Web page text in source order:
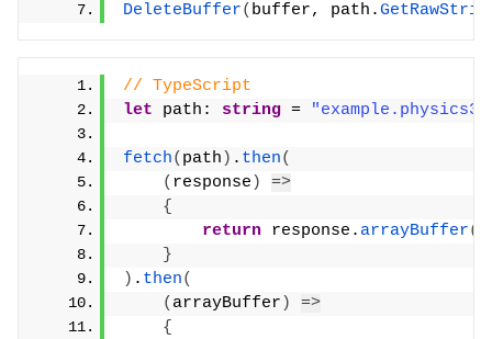
DeleteBuffer( buffer, path.
// TypeScript
let path: string =
fetch( path ) . then(
( response )
=>
{
return response. arrayBuffer(
}
) . then(
( arrayBuffer )
=>
{